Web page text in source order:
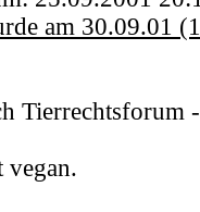
am 30.09.01
Tierrechtsforum
vegan.